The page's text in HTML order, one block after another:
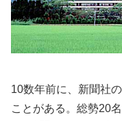
10数年前に、新聞社
ことがある。総勢20